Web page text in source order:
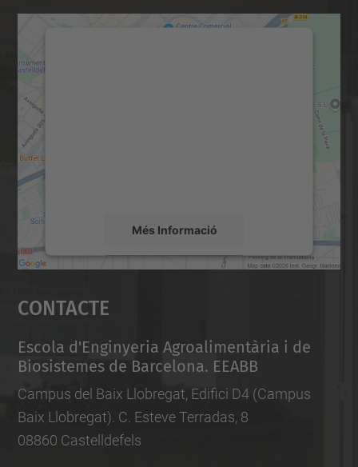
Més Informació
Accepta
powered by
Contacte
Escola d'Enginyeria Agroalimentària i de
Biosistemes de Barcelona. EEABB
Campus del Baix Llobregat, Edifici D4 (Campus
Baix Llobregat). C. Esteve Terradas, 8
08860 Castelldefels